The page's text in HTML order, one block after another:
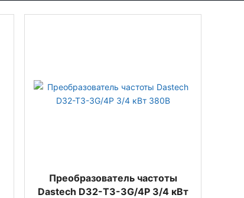
Преобразователь частоты
Dastech D32-T3-3G/4P 3/4 кВт